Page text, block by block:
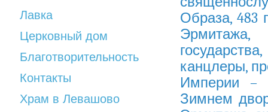
Лавка
Церковный дом
Благотворительность
Контакты
Храм в Левашово
Образа, 483
Эрмитажа,
канцлеры,
Империи –
Зимнем